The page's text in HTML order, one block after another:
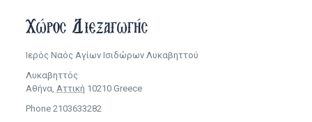
Χώρος Διεξαγωγής
Ιερός Ναός Αγίων Ισιδώρων Λυκαβηττού
Λυκαβηττός
Αθήνα, Αττική 10210 Greece
Phone 2103633282